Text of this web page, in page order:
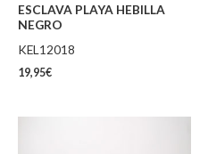
ESCLAVA PLAYA HEBILLA
NEGRO
KEL12018
19,95€